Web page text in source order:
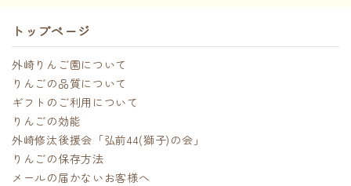
トップページ
外崎りんご園について
りんごの品質について
ギフトのご利用について
りんごの効能
外崎修汰後援会「弘前44(獅子)の会」
りんごの保存方法
メールの届かないお客様へ